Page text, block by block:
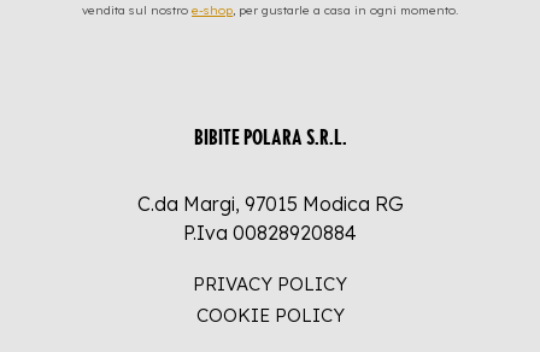
vendita sul nostro e-shop, per gustarle a casa in ogni momento.
BIBITE POLARA S.R.L.
C.da Margi, 97015 Modica RG
P.Iva 00828920884
PRIVACY POLICY
COOKIE POLICY